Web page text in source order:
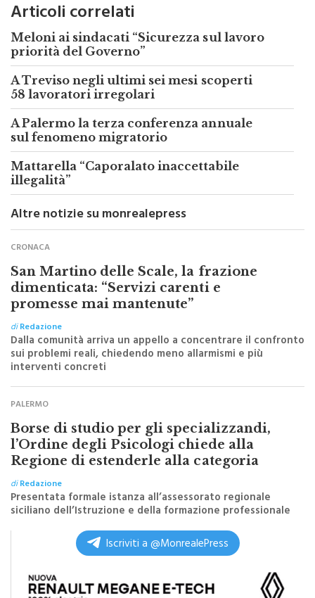
Meloni ai sindacati “Sicurezza sul lavoro
priorità del Governo”
A Treviso negli ultimi sei mesi scoperti
58 lavoratori irregolari
A Palermo la terza conferenza annuale
sul fenomeno migratorio
Mattarella “Caporalato inaccettabile
illegalità”
Altre notizie su monrealepress
CRONACA
San Martino delle Scale, la frazione
dimenticata: “Servizi carenti e
promesse mai mantenute”
diRedazione
Dalla comunità arriva un appello a concentrare il confronto
sui problemi reali, chiedendo meno allarmismi e più
interventi concreti
PALERMO
Borse di studio per gli specializzandi,
l’Ordine degli Psicologi chiede alla
Regione di estenderle alla categoria
diRedazione
Presentata formale istanza all’assessorato regionale
siciliano dell’Istruzione e della formazione professionale
Iscriviti a @MonrealePress